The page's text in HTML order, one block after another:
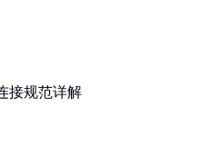
接规范详解